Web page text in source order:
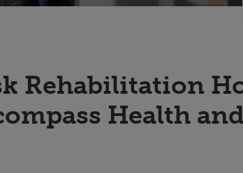
Rehabilitation
Health